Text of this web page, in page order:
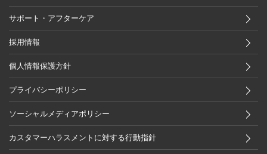
サポート・アフターケア
採用情報
個人情報保護方針
プライバシーポリシー
ソーシャルメディアポリシー
カスタマーハラスメントに対する行動指針